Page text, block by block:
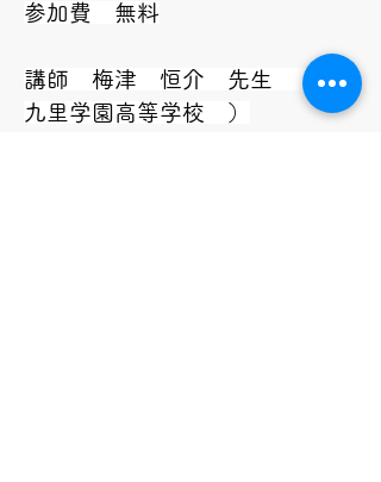
参加費　無料
講師　梅津　恒介　先生　（
九里学園高等学校　）